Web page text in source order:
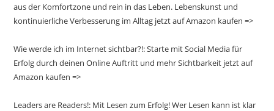
aus der Komfortzone und rein in das Leben. Lebenskunst und
kontinuierliche Verbesserung im Alltag jetzt auf Amazon kaufen =>
Wie werde ich im Internet sichtbar?!: Starte mit Social Media für
Erfolg durch deinen Online Auftritt und mehr Sichtbarkeit jetzt auf
Amazon kaufen =>
Leaders are Readers!: Mit Lesen zum Erfolg! Wer Lesen kann ist klar